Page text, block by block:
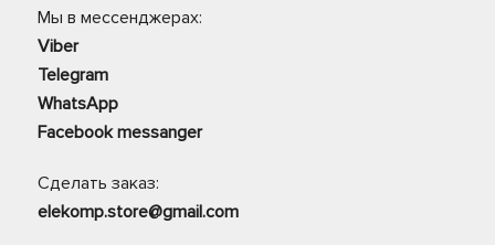
Мы в мессенджерах:
Viber
Telegram
WhatsApp
Facebook messanger
Сделать заказ:
elekomp.store@gmail.com